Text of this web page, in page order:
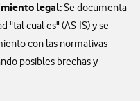
legal:Se documenta
"tal cual es" (AS-IS) y se
con las normativas
posibles brechas y